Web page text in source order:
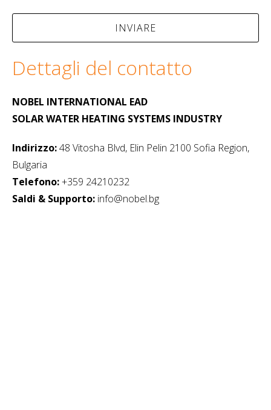
Dettagli del contatto
NOBEL INTERNATIONAL EAD
SOLAR WATER HEATING SYSTEMS INDUSTRY
Indirizzo:48 Vitosha Blvd, Elin Pelin 2100 Sofia Region,
Bulgaria
Telefono:+359 24210232
Saldi & Supporto: info@nobel.bg